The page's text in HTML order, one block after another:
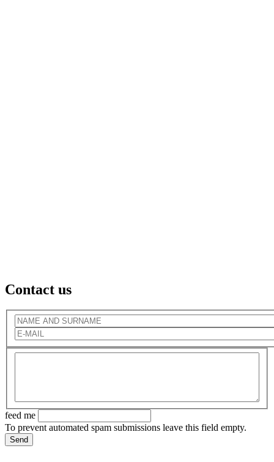
Contact us
NAME AND SURNAME
E-MAIL
feed me
To prevent automated spam submissions leave this field empty.